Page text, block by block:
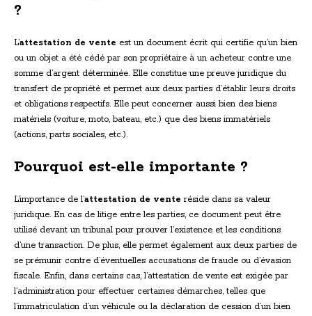
?
L’attestation de vente est un document écrit qui certifie qu’un bien
ou un objet a été cédé par son propriétaire à un acheteur contre une
somme d’argent déterminée. Elle constitue une preuve juridique du
transfert de propriété et permet aux deux parties d’établir leurs droits
et obligations respectifs. Elle peut concerner aussi bien des biens
matériels (voiture, moto, bateau, etc.) que des biens immatériels
(actions, parts sociales, etc.).
Pourquoi est-elle importante ?
L’importance de l’attestation de vente réside dans sa valeur
juridique. En cas de litige entre les parties, ce document peut être
utilisé devant un tribunal pour prouver l’existence et les conditions
d’une transaction. De plus, elle permet également aux deux parties de
se prémunir contre d’éventuelles accusations de fraude ou d’évasion
fiscale. Enfin, dans certains cas, l’attestation de vente est exigée par
l’administration pour effectuer certaines démarches, telles que
l’immatriculation d’un véhicule ou la déclaration de cession d’un bien